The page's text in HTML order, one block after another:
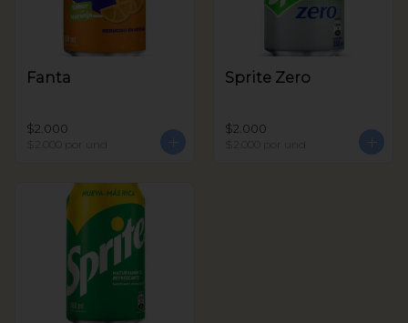
Fanta
$2.000
$2.000 por und
Sprite Zero
$2.000
$2.000 por und